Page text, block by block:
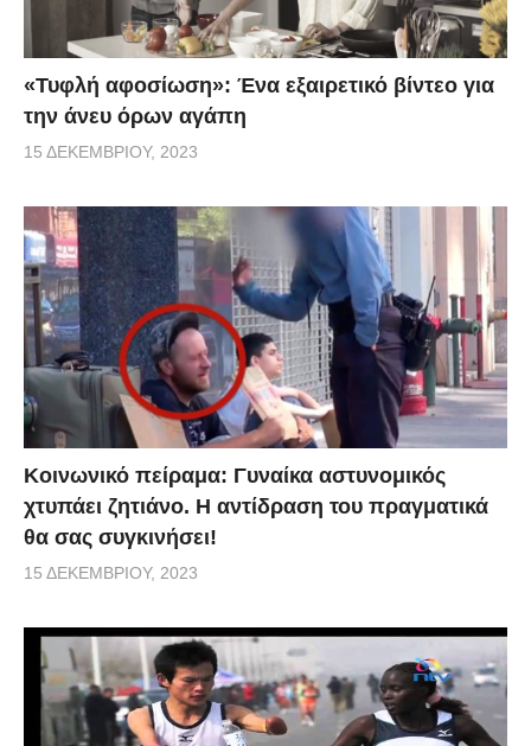
«Τυφλή αφοσίωση»: Ένα εξαιρετικό βίντεο για
την άνευ όρων αγάπη
15 ΔΕΚΕΜΒΡΊΟΥ, 2023
Κοινωνικό πείραμα: Γυναίκα αστυνομικός
χτυπάει ζητιάνο. Η αντίδραση του πραγματικά
θα σας συγκινήσει!
15 ΔΕΚΕΜΒΡΊΟΥ, 2023